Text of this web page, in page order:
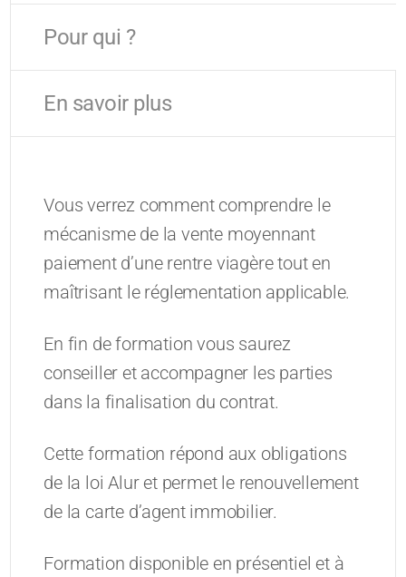
Pour qui ?
En savoir plus
Vous verrez comment comprendre le
mécanisme de la vente moyennant
paiement d’une rentre viagère tout en
maîtrisant le réglementation applicable.
En fin de formation vous saurez
conseiller et accompagner les parties
dans la finalisation du contrat.
Cette formation répond aux obligations
de la loi Alur et permet le renouvellement
de la carte d’agent immobilier.
Formation disponible en présentiel et à